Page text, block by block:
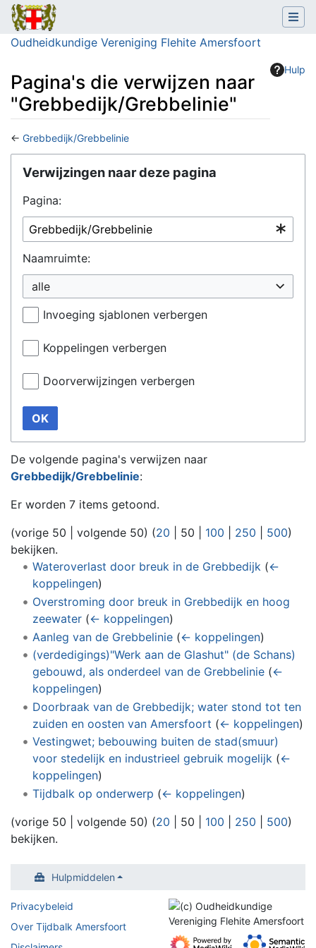
Oudheidkundige Vereniging Flehite Amersfoort
Hulp
Pagina's die verwijzen naar
"Grebbedijk/Grebbelinie"
← Grebbedijk/Grebbelinie
Ga naar:navigatie,zoeken
Verwijzingen naar deze pagina
Pagina:
Naamruimte:
alle
Invoeging sjablonen verbergen
Koppelingen verbergen
Doorverwijzingen verbergen
OK
De volgende pagina's verwijzen naar
Grebbedijk/Grebbelinie:
Er worden 7 items getoond.
(vorige 50 volgende 50) (20 50 100 250 500)
bekijken.
Wateroverlast door breuk in de Grebbedijk (←
koppelingen)
Overstroming door breuk in Grebbedijk en hoog
zeewater (← koppelingen)
Aanleg van de Grebbelinie (← koppelingen)
(verdedigings)"Werk aan de Glashut" (de Schans)
gebouwd, als onderdeel van de Grebbelinie (←
koppelingen)
Doorbraak van de Grebbedijk; water stond tot ten
zuiden en oosten van Amersfoort (← koppelingen)
Vestingwet; bebouwing buiten de stad(smuur)
voor stedelijk en industrieel gebruik mogelijk (←
koppelingen)
Tijdbalk op onderwerp (← koppelingen)
(vorige 50 volgende 50) (20 50 100 250 500)
bekijken.
Hulpmiddelen
Privacybeleid
Over Tijdbalk Amersfoort